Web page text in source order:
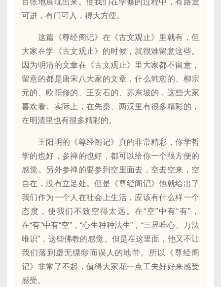
目张地展现出来。使我们在学修的过程中，有路途
可进，有门可入，得大方便。
这篇《尊经阁记》在《古文观止》里就有，但
大家在学《古文观止》的时候，就很难留意这些。
因为明清的文章在《古文观止》里大家都不留意，
留意的都是唐宋八大家的文章，什么韩愈的、柳宗
元的、欧阳修的、王安石的、苏东坡的，这些大家
喜欢看。实际上，在先秦、两汉里有很多精彩的，
在明清里也有很多精彩的。
王阳明的《尊经阁记》真的非常精彩，你学哲
学的也好，参禅的也好，都可以给你一个很方便的
感觉。另外参禅的要参到空里面去，空去空来，空
自在，没有立足处。但是《尊经阁记》他就给出了
我们作为一个人在社会上生活，应该有什么样一个
态度，使我们不致空得太远。在“空”中有“有”，
在“有”中有“空”，“心生种种法生”，“三界唯心、万法
唯识”，这些佛教的感觉。但是在这里面，他又不让
我们落到虚无缥缈而误人的地带。所以《尊经阁
记》非常了不起，值得大家花一点工夫好好来感受
感受。